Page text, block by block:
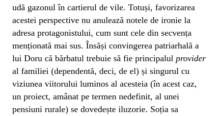
udă gazonul în cartierul de vile. Totuși, favorizarea
acestei perspective nu anulează notele de ironie la
adresa protagonistului, cum sunt cele din secvența
menționată mai sus. Însăși convingerea patriarhală a
lui Doru că bărbatul trebuie să fie principalul provider
al familiei (dependentă, deci, de el) și singurul cu
viziunea viitorului luminos al acesteia (în acest caz,
un proiect, amânat pe termen nedefinit, al unei
pensiuni rurale) se dovedește iluzorie. Soția sa